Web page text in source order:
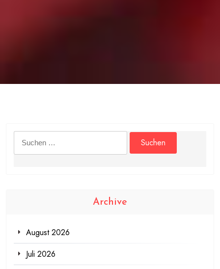
Archive
August 2026
Juli 2026